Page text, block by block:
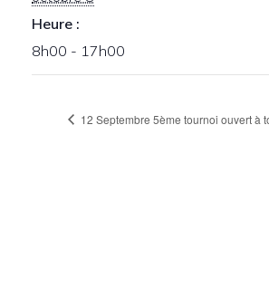
Heure :
8h00 - 17h00
12 Septembre 5ème tournoi ouvert à